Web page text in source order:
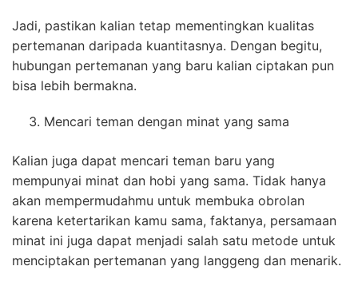
Jadi, pastikan kalian tetap mementingkan kualitas
pertemanan daripada kuantitasnya. Dengan begitu,
hubungan pertemanan yang baru kalian ciptakan pun
bisa lebih bermakna.
Mencari teman dengan minat yang sama
Kalian juga dapat mencari teman baru yang
mempunyai minat dan hobi yang sama. Tidak hanya
akan mempermudahmu untuk membuka obrolan
karena ketertarikan kamu sama, faktanya, persamaan
minat ini juga dapat menjadi salah satu metode untuk
menciptakan pertemanan yang langgeng dan menarik.